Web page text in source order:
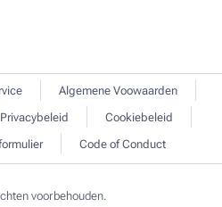
Algemene Voowaarden
Privacybeleid
Cookiebeleid
Code of Conduct
voorbehouden.